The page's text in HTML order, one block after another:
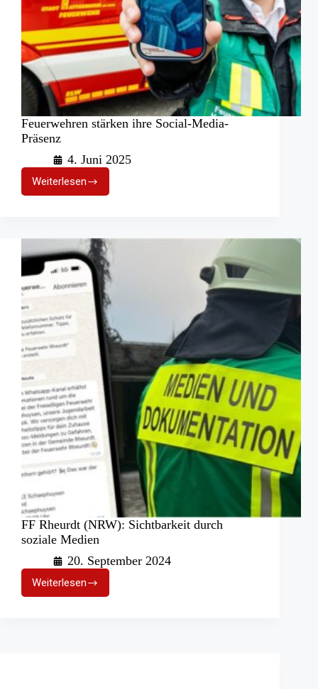
Feuerwehren stärken ihre Social-Media-
Präsenz
4. Juni 2025
WeiterlesenFeuerwehren
stärken
Media-
Präsenz
FF Rheurdt (NRW): Sichtbarkeit durch
soziale Medien
20. September 2024
Weiterlesen
FF
Rheurdt